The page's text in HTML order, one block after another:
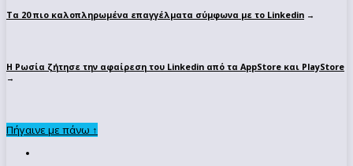
Τα 20 πιο καλοπληρωμένα επαγγέλματα σύμφωνα με το Linkedin →
Η Ρωσία ζήτησε την αφαίρεση του Linkedin από τα AppStore και PlayStore
→
Πήγαινε με πάνω ↑